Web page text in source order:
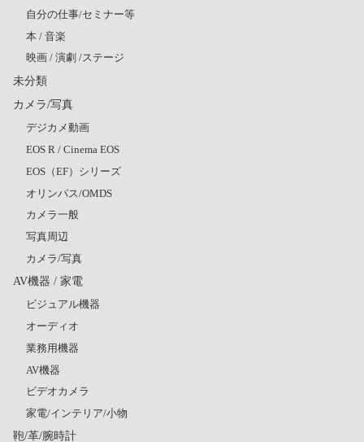
自分の仕事/セミナー等
本 / 音楽
映画 / 演劇 /ステージ
未分類
カメラ/写真
デジカメ動画
EOS R / Cinema EOS
EOS（EF）シリーズ
オリンパス/OMDS
カメラ一般
写真周辺
カメラ/写真
AV機器 / 家電
ビジュアル機器
オーディオ
業務用機器
AV機器
ビデオカメラ
家電/インテリア/小物
鞄/革/腕時計